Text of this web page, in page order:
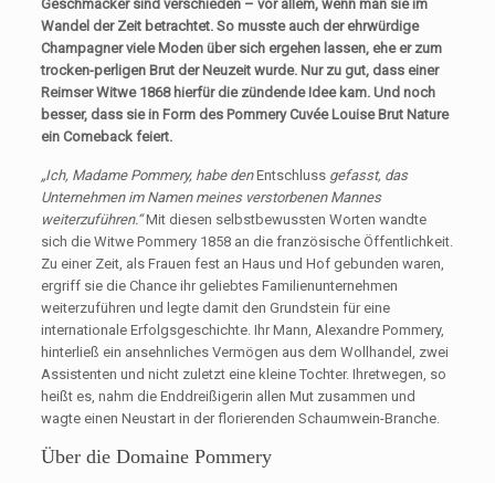
Geschmäcker sind verschieden – vor allem, wenn man sie im
Wandel der Zeit betrachtet. So musste auch der ehrwürdige
Champagner viele Moden über sich ergehen lassen, ehe er zum
trocken-perligen Brut der Neuzeit wurde. Nur zu gut, dass einer
Reimser Witwe 1868 hierfür die zündende Idee kam. Und noch
besser, dass sie in Form des Pommery Cuvée Louise Brut Nature
ein Comeback feiert.
„Ich, Madame Pommery, habe denEntschluss gefasst, das
Unternehmen im Namen meines verstorbenen Mannes
weiterzuführen.“Mit diesen selbstbewussten Worten wandte
sich die Witwe Pommery 1858 an die französische Öffentlichkeit.
Zu einer Zeit, als Frauen fest an Haus und Hof gebunden waren,
ergriff sie die Chance ihr geliebtes Familienunternehmen
weiterzuführen und legte damit den Grundstein für eine
internationale Erfolgsgeschichte. Ihr Mann, Alexandre Pommery,
hinterließ ein ansehnliches Vermögen aus dem Wollhandel, zwei
Assistenten und nicht zuletzt eine kleine Tochter. Ihretwegen, so
heißt es, nahm die Enddreißigerin allen Mut zusammen und
wagte einen Neustart in der florierenden Schaumwein-Branche.
Über die Domaine Pommery